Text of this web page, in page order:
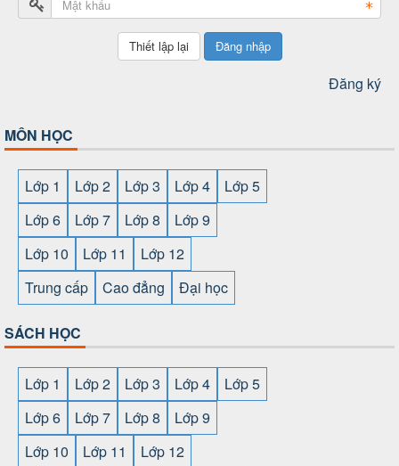
Đăng nhập
Đăng ký
MÔN HỌC
Lớp 1 Lớp 2 Lớp 3 Lớp 4
Lớp 5
Lớp 6
Lớp 7 Lớp 8
Lớp 9
Lớp 10
Lớp 11
Lớp 12
Trung cấp
Cao đẳng Đại học
SÁCH HỌC
Lớp 1 Lớp 2 Lớp 3 Lớp 4
Lớp 5
Lớp 6
Lớp 7 Lớp 8
Lớp 9
Lớp 10
Lớp 11
Lớp 12